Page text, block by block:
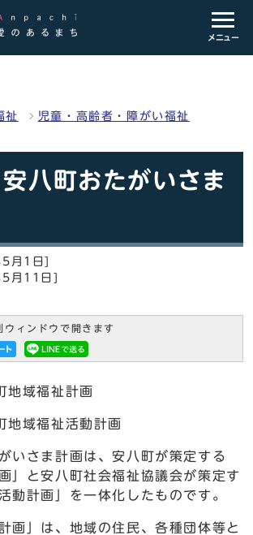
メニュー
祉 児童・高齢者・障がい福祉
八町おたがいさま
月1日]
月11日]
ィンドウで開きます
域福祉計画
域福祉活動計画
いさま計画は、安八町が策定する
」と安八町社会福祉協議会が策定す
動計画」を一体化したものです。
画」は、地域の住民、各種団体等と